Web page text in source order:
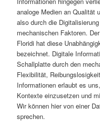
analoge Medien an Qualität
also durch die
mechanischen Faktoren.
Floridi hat diese
bezeichnet. Digitale
Schallplatte durch den
Flexibilität,
Informationen erlaubt es
Kontexte einzusetzen und
Wir können hier von einer
sprechen.